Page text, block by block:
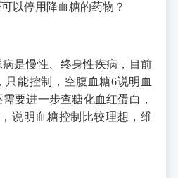
以停用降血糖的药物？
是慢性、终身性疾病，目前
只能控制，空腹血糖6说明血
要进一步查糖化血红蛋白，
，说明血糖控制比较理想，维